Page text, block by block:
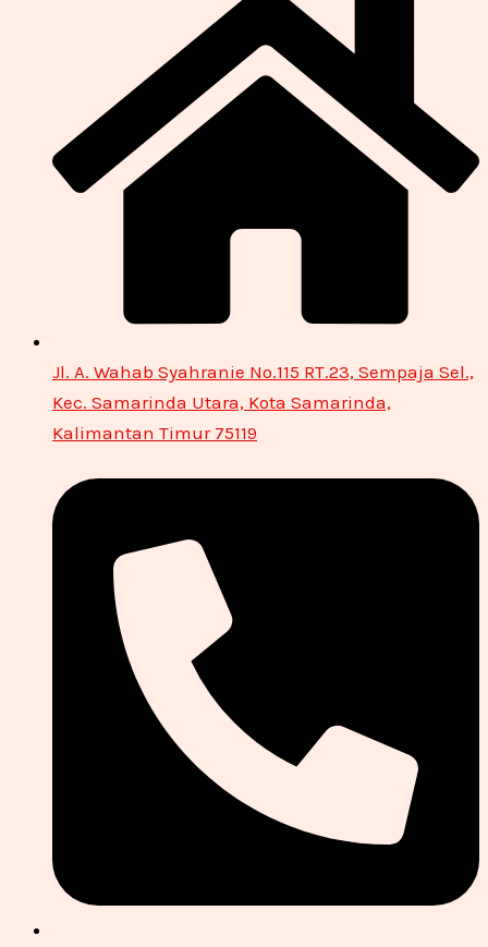
Jl. A. Wahab Syahranie No.115 RT.23, Sempaja Sel.,
Kec. Samarinda Utara, Kota Samarinda,
Kalimantan Timur 75119